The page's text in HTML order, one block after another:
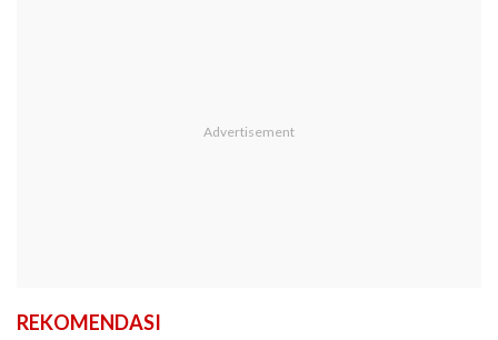
REKOMENDASI